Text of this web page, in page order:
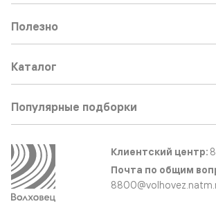
Полезно
Каталог
Популярные подборки
Клиентский центр:
Почта по общим